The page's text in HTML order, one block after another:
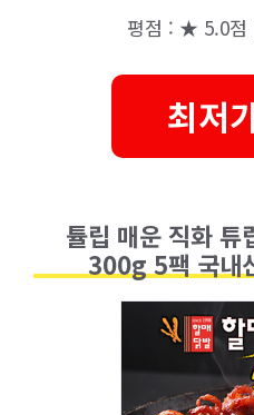
평점 : ★ 5.0점
최저
튤립 매운 직화 튜
300g 5팩 국내